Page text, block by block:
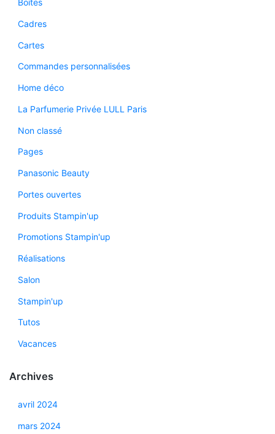
Boites
Cadres
Cartes
Commandes personnalisées
Home déco
La Parfumerie Privée LULL Paris
Non classé
Pages
Panasonic Beauty
Portes ouvertes
Produits Stampin'up
Promotions Stampin'up
Réalisations
Salon
Stampin'up
Tutos
Vacances
Archives
avril 2024
mars 2024